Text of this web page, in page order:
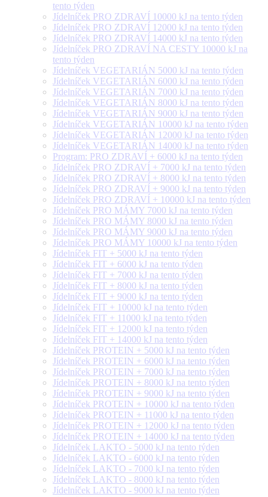
tento týden
Jídelníček PRO ZDRAVÍ 10000 kJ na tento týden
Jídelníček PRO ZDRAVÍ 12000 kJ na tento týden
Jídelníček PRO ZDRAVÍ 14000 kJ na tento týden
Jídelníček PRO ZDRAVÍ NA CESTY 10000 kJ na
tento týden
Jídelníček VEGETARIÁN 5000 kJ na tento týden
Jídelníček VEGETARIÁN 6000 kJ na tento týden
Jídelníček VEGETARIÁN 7000 kJ na tento týden
Jídelníček VEGETARIÁN 8000 kJ na tento týden
Jídelníček VEGETARIÁN 9000 kJ na tento týden
Jídelníček VEGETARIÁN 10000 kJ na tento týden
Jídelníček VEGETARIÁN 12000 kJ na tento týden
Jídelníček VEGETARIÁN 14000 kJ na tento týden
Program: PRO ZDRAVÍ + 6000 kJ na tento týden
Jídelníček PRO ZDRAVÍ + 7000 kJ na tento týden
Jídelníček PRO ZDRAVÍ + 8000 kJ na tento týden
Jídelníček PRO ZDRAVÍ + 9000 kJ na tento týden
Jídelníček PRO ZDRAVÍ + 10000 kJ na tento týden
Jídelníček PRO MÁMY 7000 kJ na tento týden
Jídelníček PRO MÁMY 8000 kJ na tento týden
Jídelníček PRO MÁMY 9000 kJ na tento týden
Jídelníček PRO MÁMY 10000 kJ na tento týden
Jídelníček FIT + 5000 kJ na tento týden
Jídelníček FIT + 6000 kJ na tento týden
Jídelníček FIT + 7000 kJ na tento týden
Jídelníček FIT + 8000 kJ na tento týden
Jídelníček FIT + 9000 kJ na tento týden
Jídelníček FIT + 10000 kJ na tento týden
Jídelníček FIT + 11000 kJ na tento týden
Jídelníček FIT + 12000 kJ na tento týden
Jídelníček FIT + 14000 kJ na tento týden
Jídelníček PROTEIN + 5000 kJ na tento týden
Jídelníček PROTEIN + 6000 kJ na tento týden
Jídelníček PROTEIN + 7000 kJ na tento týden
Jídelníček PROTEIN + 8000 kJ na tento týden
Jídelníček PROTEIN + 9000 kJ na tento týden
Jídelníček PROTEIN + 10000 kJ na tento týden
Jídelníček PROTEIN + 11000 kJ na tento týden
Jídelníček PROTEIN + 12000 kJ na tento týden
Jídelníček PROTEIN + 14000 kJ na tento týden
Jídelníček LAKTO - 5000 kJ na tento týden
Jídelníček LAKTO - 6000 kJ na tento týden
Jídelníček LAKTO - 7000 kJ na tento týden
Jídelníček LAKTO - 8000 kJ na tento týden
Jídelníček LAKTO - 9000 kJ na tento týden